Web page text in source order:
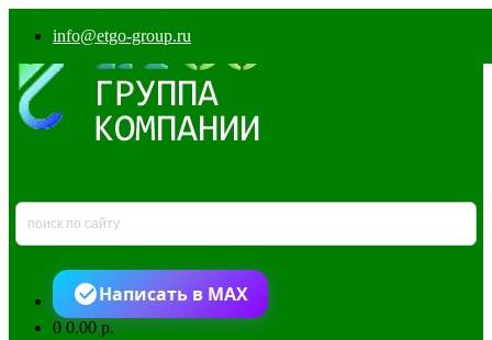
info@etgo-group.ru
Написать в MAX
00.00 р.